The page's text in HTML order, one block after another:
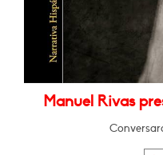
Manuel Rivas